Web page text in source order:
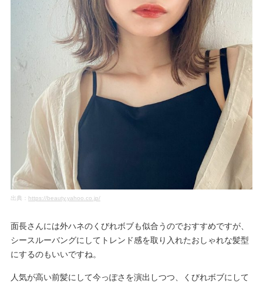
出典： https://beauty.yahoo.co.jp/
面長さんには外ハネのくびれボブも似合うのでおすすめですが、
シースルーバングにしてトレンド感を取り入れたおしゃれな髪型
にするのもいいですね。
人気が高い前髪にして今っぽさを演出しつつ、くびれボブにして